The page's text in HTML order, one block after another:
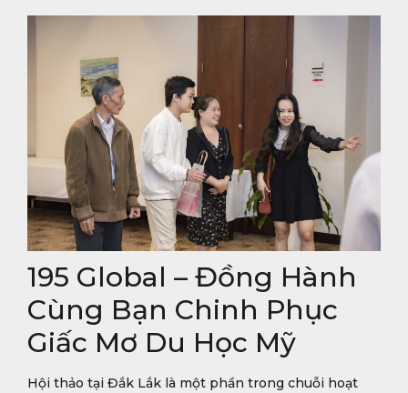
195 Global – Đồng Hành
Cùng Bạn Chinh Phục
Giấc Mơ Du Học Mỹ
Hội thảo tại Đắk Lắk là một phần trong chuỗi hoạt